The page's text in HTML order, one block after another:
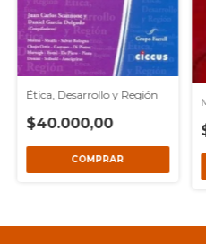
Ética, Desarrollo y Región
$40.000,00